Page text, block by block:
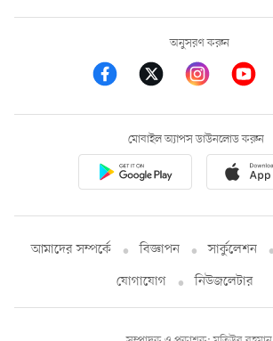
অনুসরণ করুন
মোবাইল অ্যাপস ডাউনলোড করুন
আমাদের সম্পর্কে বিজ্ঞাপন সার্কুলেশন
যোগাযোগ
নিউজলেটার